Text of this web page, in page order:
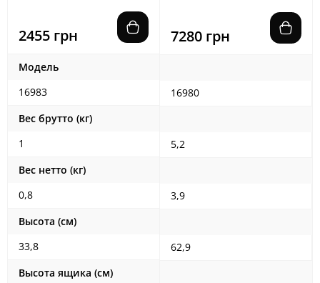
2455 грн
Модель
16983
Вес брутто (кг)
1
Вес нетто (кг)
0,8
Высота (см)
33,8
Высота ящика (см)
7280 грн
16980
5,2
3,9
62,9